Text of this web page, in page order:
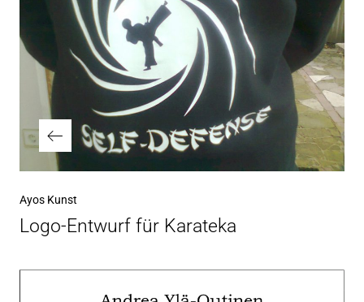
Ayos Kunst
Logo-Entwurf für Karateka